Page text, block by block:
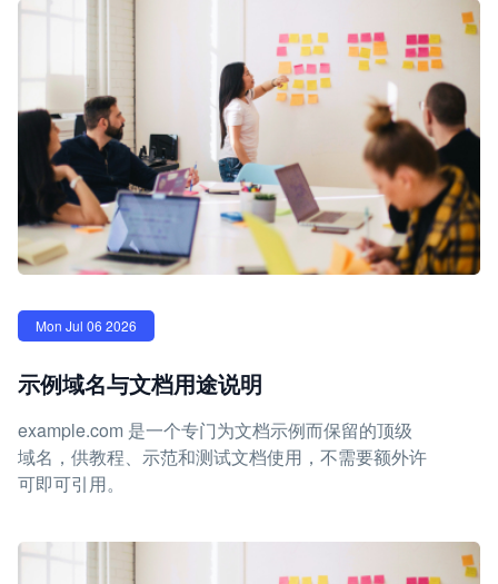
Mon Jul 06 2026
示例域名与文档用途说明
example.com 是一个专门为文档示例而保留的顶级
域名，供教程、示范和测试文档使用，不需要额外许
可即可引用。